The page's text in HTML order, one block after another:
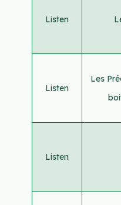
Listen
Listen
Les
Listen